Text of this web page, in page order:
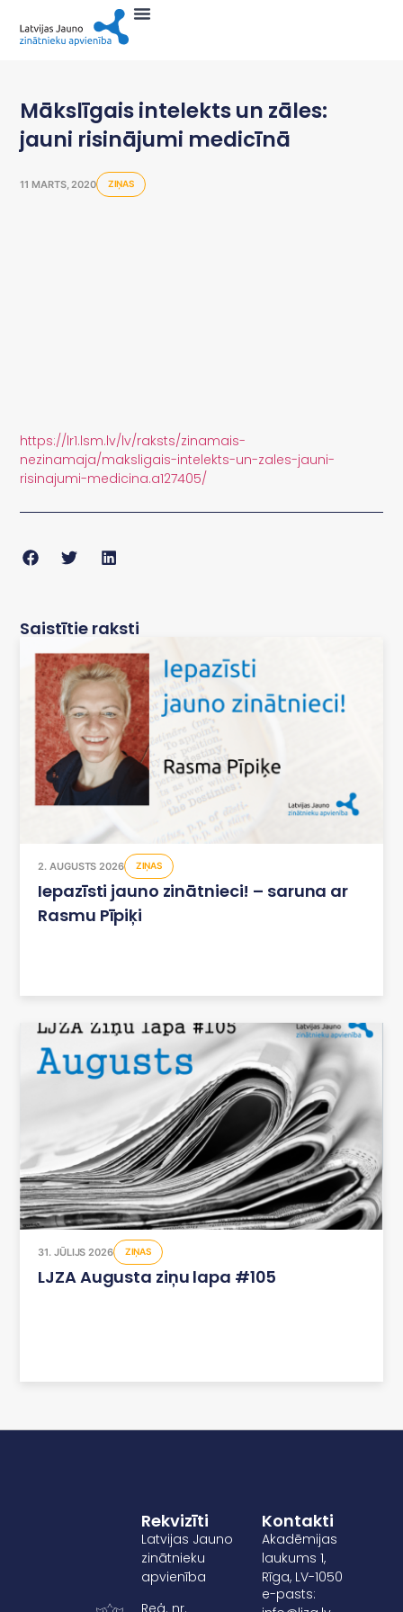
Mākslīgais intelekts un zāles:
jauni risinājumi medicīnā
11 MARTS, 2020 ZIŅAS
https://lr1.lsm.lv/lv/raksts/zinamais-
nezinamaja/maksligais-intelekts-un-zales-jauni-
risinajumi-medicina.a127405/
Saistītie raksti
2. AUGUSTS 2026 ZIŅAS
Iepazīsti jauno zinātnieci! – saruna ar
Rasmu Pīpiķi
31. JŪLIJS 2026 ZIŅAS
LJZA Augusta ziņu lapa #105
Rekvizīti
Latvijas Jauno
zinātnieku
apvienība
Kontakti
Akadēmijas
laukums 1,
Rīga, LV-1050
e-pasts: